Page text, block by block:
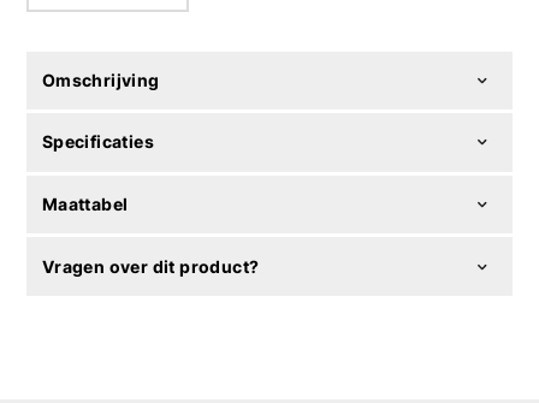
Omschrijving
Specificaties
Maattabel
Vragen over dit product?